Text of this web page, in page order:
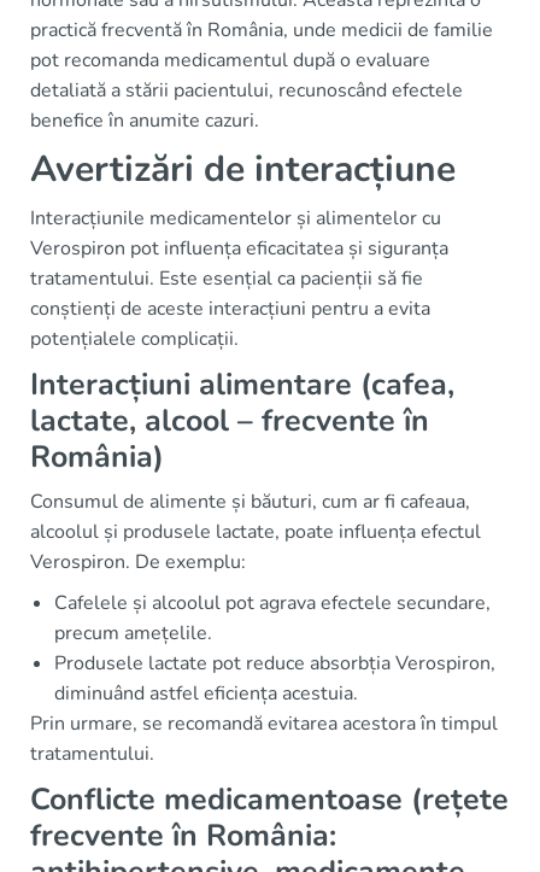
practică frecventă în România, unde medicii de familie
pot recomanda medicamentul după o evaluare
detaliată a stării pacientului, recunoscând efectele
benefice în anumite cazuri.
Avertizări de interacțiune
Interacțiunile medicamentelor și alimentelor cu
Verospiron pot influența eficacitatea și siguranța
tratamentului. Este esențial ca pacienții să fie
conștienți de aceste interacțiuni pentru a evita
potențialele complicații.
Interacțiuni alimentare (cafea,
lactate, alcool – frecvente în
România)
Consumul de alimente și băuturi, cum ar fi cafeaua,
alcoolul și produsele lactate, poate influența efectul
Verospiron. De exemplu:
Cafelele și alcoolul pot agrava efectele secundare,
precum amețelile.
Produsele lactate pot reduce absorbția Verospiron,
diminuând astfel eficiența acestuia.
Prin urmare, se recomandă evitarea acestora în timpul
tratamentului.
Conflicte medicamentoase (rețete
frecvente în România: